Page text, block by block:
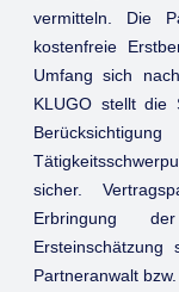
vermitteln. Die
kostenfreie
Umfang sich
KLUGO stellt die
sicher.
Erbringung
Partneranwalt bzw.